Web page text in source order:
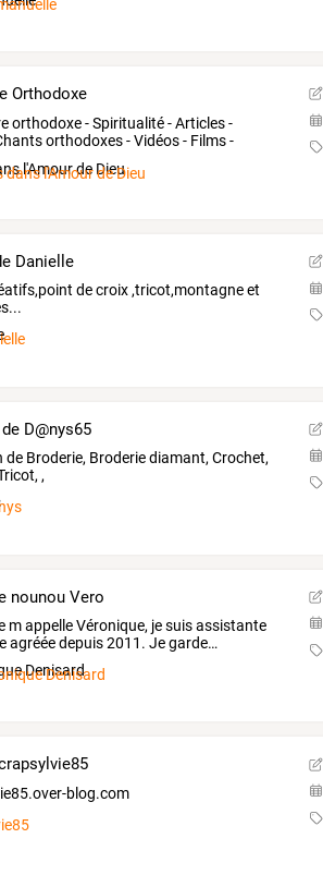
Orthodoxe
orthodoxe-Spiritualité-Articles-
orthodoxes-Vidéos- Films-
dans l'Amour de Dieu
Danielle
de croix ,tricot,montagne et
D@nys65
de Broderie, Broderie diamant, Crochet,
,
nounou Vero
mappelleVéronique, jesuisassistante
agrééedepuis2011. Jegarde…
Denisard
blog.com